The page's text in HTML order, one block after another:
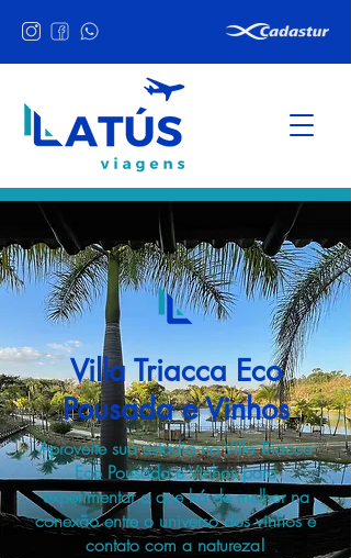
Villa Triacca Eco
Pousada e Vinhos
Aproveite sua estadia no Villa Triacca
Eco Pousada e Vinhos para
experimentar o que há de melhor na
conexão entre o universo dos vinhos e
contato com a natureza!